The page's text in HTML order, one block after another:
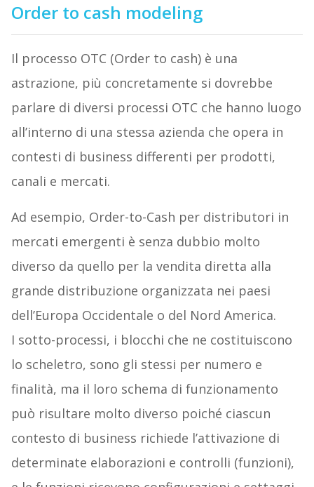
Order to cash modeling
Il processo OTC (Order to cash) è una
astrazione, più concretamente si dovrebbe
parlare di diversi processi OTC che hanno luogo
all’interno di una stessa azienda che opera in
contesti di business differenti per prodotti,
canali e mercati.
Ad esempio, Order-to-Cash per distributori in
mercati emergenti è senza dubbio molto
diverso da quello per la vendita diretta alla
grande distribuzione organizzata nei paesi
dell’Europa Occidentale o del Nord America.
I sotto-processi, i blocchi che ne costituiscono
lo scheletro, sono gli stessi per numero e
finalità, ma il loro schema di funzionamento
può risultare molto diverso poiché ciascun
contesto di business richiede l’attivazione di
determinate elaborazioni e controlli (funzioni),